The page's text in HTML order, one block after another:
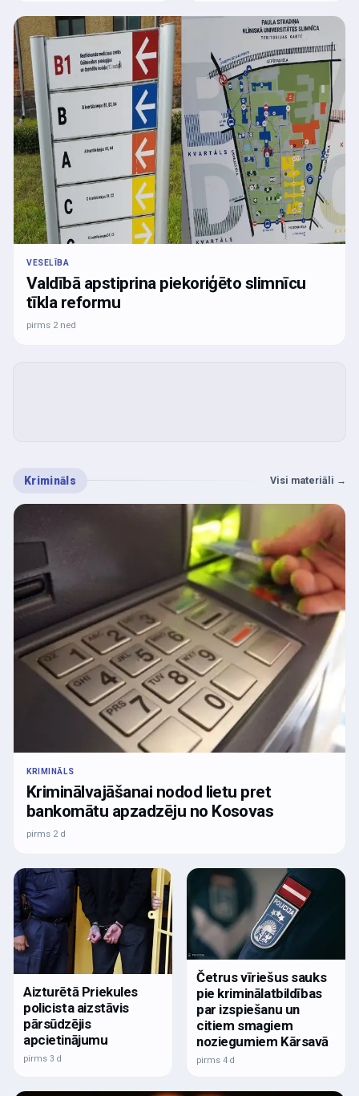
VESELĪBA
Valdībā apstiprina piekoriģēto slimnīcu
tīkla reformu
pirms 2 ned
Krimināls Visi materiāli →
KRIMINĀLS
Kriminālvajāšanai nodod lietu pret
bankomātu apzadzēju no Kosovas
pirms 2 d
Aizturētā Priekules
policista aizstāvis
pārsūdzējis
apcietinājumu
pirms 3 d
Četrus vīriešus sauks
pie kriminālatbildības
par izspiešanu un
citiem smagiem
noziegumiem Kārsavā
pirms 4 d